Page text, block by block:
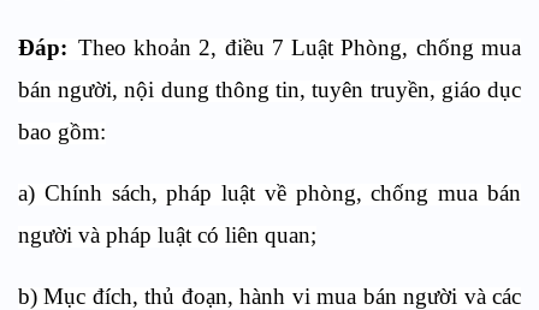
Đáp: Theo khoản 2, điều 7 Luật Phòng, chống mua
bán người, nội dung thông tin, tuyên truyền, giáo dục
bao gồm:
a) Chính sách, pháp luật về phòng, chống mua bán
người và pháp luật có liên quan;
b) Mục đích, thủ đoạn, hành vi mua bán người và các